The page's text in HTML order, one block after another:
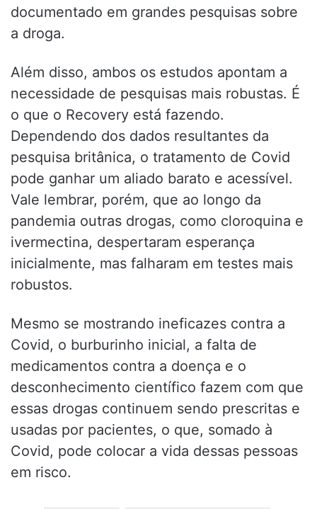
documentado em grandes pesquisas sobre
a droga.
Além disso, ambos os estudos apontam a
necessidade de pesquisas mais robustas. É
o que o Recovery está fazendo.
Dependendo dos dados resultantes da
pesquisa britânica, o tratamento de Covid
pode ganhar um aliado barato e acessível.
Vale lembrar, porém, que ao longo da
pandemia outras drogas, como cloroquina e
ivermectina, despertaram esperança
inicialmente, mas falharam em testes mais
robustos.
Mesmo se mostrando ineficazes contra a
Covid, o burburinho inicial, a falta de
medicamentos contra a doença e o
desconhecimento científico fazem com que
essas drogas continuem sendo prescritas e
usadas por pacientes, o que, somado à
Covid, pode colocar a vida dessas pessoas
em risco.